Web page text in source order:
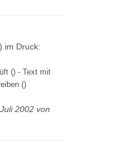
im Druck:
() - Text mit
()
2002 von